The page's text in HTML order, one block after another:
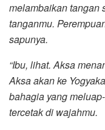
melambaikan tangan
tanganmu.
sapunya.
“Ibu, lihat. Aksa
Aksa akan ke
bahagia yang
tercetak di wajahmu.